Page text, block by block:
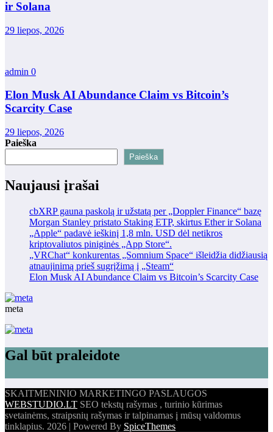
ir Solana
29 liepos, 2026
admin 0
Elon Musk AI Abundance Claim vs Bitcoin’s
Scarcity Case
29 liepos, 2026
Paieška
Paieška
Naujausi įrašai
cbXRP gauna paskolą ir užstatą per „Doppler Finance“ bazę
Morgan Stanley pristato Staking ETP, skirtus Ether ir Solana
„Apple“ padavė ieškinį 1,8 mln. USD dėl netikros
kriptovaliutos piniginės „App Store“.
„VRChat“ konkurentas „Somnium Space“ išleidžia didžiausią
atnaujinimą prieš sugrįžimą į „Steam“
Elon Musk AI Abundance Claim vs Bitcoin’s Scarcity Case
meta
Gal būt praleidote
SKAITMENINIO MARKETINGO PASLAUGOS
WEBSTUDIO.LT SEO tekstų rašymas , turinio kūrimas
svetainėms, straipsnių rašymas ir talpinamas į mūsų valdomus
tinklapius. 2026 | Powered By SpiceThemes